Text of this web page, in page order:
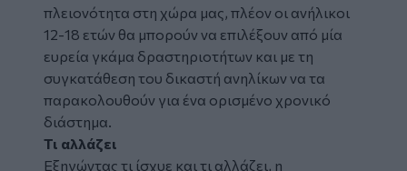
πλειονότητα στη χώρα μας, πλέον οι ανήλικοι
12-18 ετών θα μπορούν να επιλέξουν από μία
ευρεία γκάμα δραστηριοτήτων και με τη
συγκατάθεση του δικαστή ανηλίκων να τα
παρακολουθούν για ένα ορισμένο χρονικό
διάστημα.
Τι αλλάζει
Εξηγώντας τι ίσχυε και τι αλλάζει, η